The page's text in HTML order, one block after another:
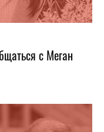
с Меган